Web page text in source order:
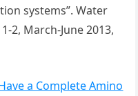
systems”. Water
2, March-June 2013,
a Complete Amino